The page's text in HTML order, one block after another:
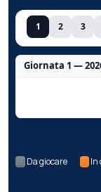
1 2 3
Giornata 1 —
Da giocare In